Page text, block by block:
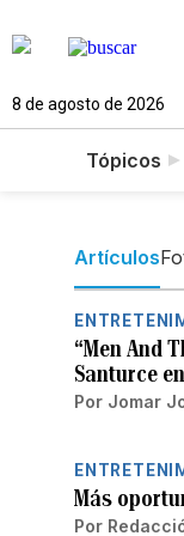
8 de agosto de 2026
Tópicos
Artículos
“Men And
Santurce
Por Jomar
Más
Por